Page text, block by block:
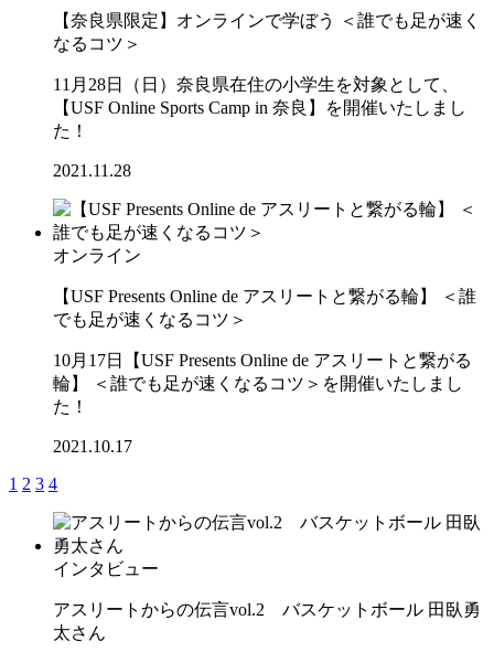
【奈良県限定】オンラインで学ぼう ＜誰でも足が速く
なるコツ＞
11月28日（日）奈良県在住の小学生を対象として、
【USF Online Sports Camp in 奈良】を開催いたしまし
た！
2021.11.28
オンライン
【USF Presents Online de アスリートと繋がる輪】 ＜誰
でも足が速くなるコツ＞
10月17日【USF Presents Online de アスリートと繋がる
輪】 ＜誰でも足が速くなるコツ＞を開催いたしまし
た！
2021.10.17
1 2 3 4
インタビュー
アスリートからの伝言vol.2 バスケットボール 田臥勇
太さん